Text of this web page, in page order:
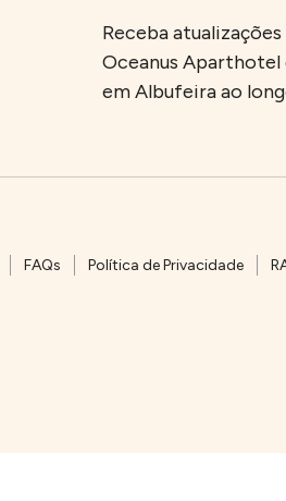
Receba
Oceanus Aparthotel
em Albufeira ao
FAQs Política de Privacidade